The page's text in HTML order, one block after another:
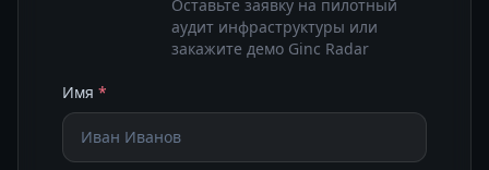
Оставьте заявку на пилотный
аудит инфраструктуры или
закажите демо Ginc Radar
Имя *